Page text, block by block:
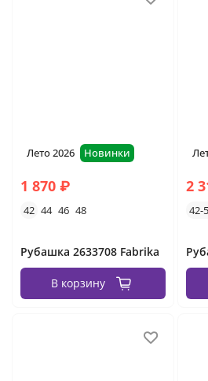
Лето 2026 Новинки
1 870 ₽
42 44 46 48
Рубашка 2633708 Fabrika
В корзину
2
42-